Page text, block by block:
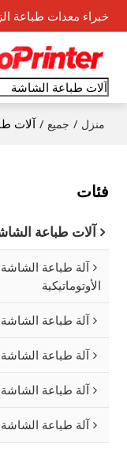
خبراء معدات طباعة
منزل / جميع / آلات
فئات
آلات طباعة
آلة طباعة
الأوتوماتيكية
آلة طباعة الشاشة
آلة طباعة الشاشة
آلة طباعة الشاشة
آلة طباعة